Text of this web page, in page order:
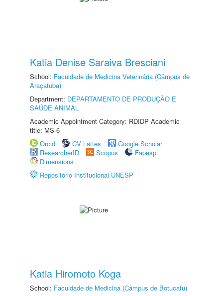
Katia Denise Saraiva Bresciani
School: Faculdade de Medicina Veterinária (Câmpus de
Araçatuba)
Department: DEPARTAMENTO DE PRODUÇÃO E
SAÚDE ANIMAL
Academic Appointment Category: RDIDP Academic
title: MS-6
Orcid
CV Lattes
Google Scholar
ResearcherID
Scopus
Fapesp
Dimensions
Repositório Institucional UNESP
Katia Hiromoto Koga
School: Faculdade de Medicina (Câmpus de Botucatu)